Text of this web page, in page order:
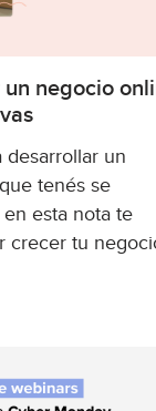
negocio
desarrollar un
tenés se
esta nota te
crecer tu